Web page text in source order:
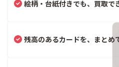
絵柄・台紙付きでも、買取で
残高のあるカードを、まとめ